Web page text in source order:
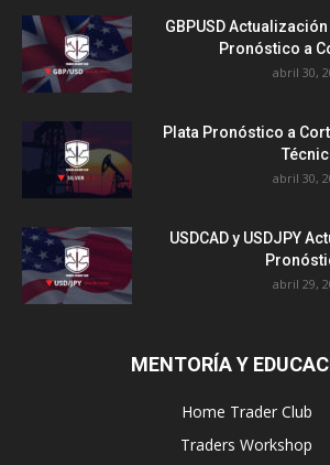
GBPUSD
Pronóstico a
abril 30,
Plata Pronóstico a
abril 30,
USDCAD y USDJPY
abril 29,
MENTORÍA Y
Home Trader Club
Traders Workshop